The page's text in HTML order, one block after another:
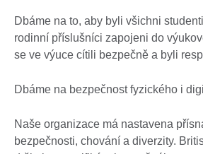
Dbáme na to, aby byli všichni
rodinní příslušníci zapojeni do
se ve výuce cítili bezpečně a byli
Dbáme na bezpečnost fyzického i
Naše organizace má nastavena
bezpečnosti, chování a diverzity.